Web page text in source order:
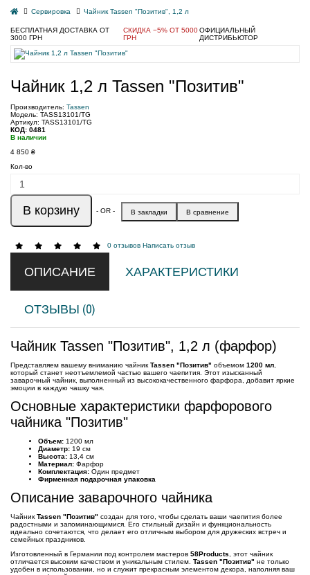
Сервировка Чайник Tassen "Позитив", 1,2 л
БЕСПЛАТНАЯ ДОСТАВКА ОТ
3000 ГРН
СКИДКА −5% ОТ 5000
ГРН
ОФИЦИАЛЬНЫЙ
ДИСТРИБЬЮТОР
Чайник 1,2 л Tassen "Позитив"
Производитель: Tassen
Модель: TASS13101/TG
Артикул: TASS13101/TG
КОД: 0481
В наличии
4 850 ₴
Кол-во
В корзину - OR - В закладки В сравнение
0 отзывов Написать отзыв
ОПИСАНИЕ ХАРАКТЕРИСТИКИ
ОТЗЫВЫ (0)
Чайник Tassen "Позитив", 1,2 л (фарфор)
Представляем вашему вниманию чайник Tassen "Позитив" объемом 1200 мл
который станет неотъемлемой частью вашего чаепития. Этот изысканный
заварочный чайник, выполненный из высококачественного фарфора, добавит яркие
эмоции в каждую чашку чая.
Основные характеристики фарфорового
чайника "Позитив"
Объем: 1200 мл
Диаметр: 19 см
Высота: 13,4 см
Материал: Фарфор
Комплектация: Один предмет
Фирменная подарочная упаковка
Описание заварочного чайника
Чайник Tassen "Позитив" создан для того, чтобы сделать ваши чаепития более
радостными и запоминающимися. Его стильный дизайн и функциональность
идеально сочетаются, что делает его отличным выбором для дружеских встреч и
семейных праздников.
Изготовленный в Германии под контролем мастеров 58Products , этот чайник
отличается высоким качеством и уникальным стилем. Tassen "Позитив" не только
удобен в использовании, но и служит прекрасным элементом декора, наполняя ваш